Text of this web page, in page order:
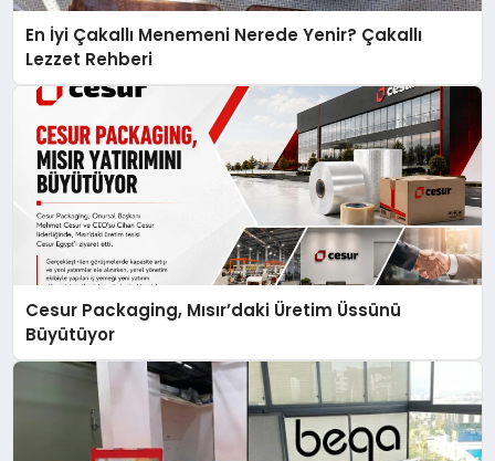
En İyi Çakallı Menemeni Nerede Yenir? Çakallı
Lezzet Rehberi
Cesur Packaging, Mısır’daki Üretim Üssünü
Büyütüyor